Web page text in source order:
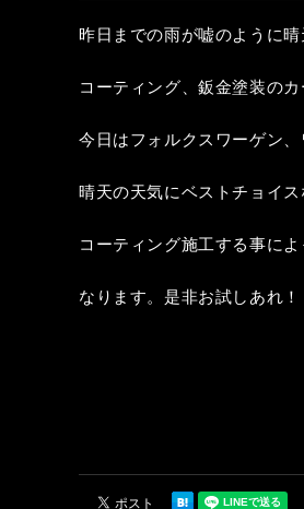
昨日までの雨が嘘のように
コーティング、鈑金塗装の
今日はフォルクスワーゲン
晴天の天気にベストチョイ
コーティング施工する事に
なります。是非お試しあれ！